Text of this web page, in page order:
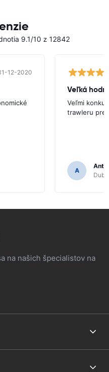
9.1/10 z 12842
12-2020
Veľká
Veľmi
trawleru pre
A
na našich špecialistov na